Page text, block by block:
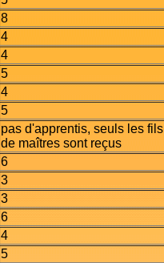
8
4
4
5
4
5
pas d'apprentis, seuls les fils
de maîtres sont reçus
6
3
3
6
4
5